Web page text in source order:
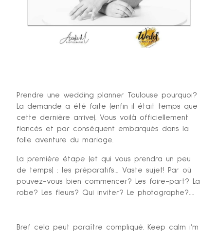
Prendre une wedding planner Toulouse pourquoi?
La demande a été faite (enfin il était temps que
cette dernière arrive). Vous voilà officiellement
fiancés et par conséquent embarqués dans la
folle aventure du mariage.
La première étape (et qui vous prendra un peu
de temps) : les préparatifs… Vaste sujet! Par où
pouvez-vous bien commencer? Les faire-part? La
robe? Les fleurs? Qui inviter? Le photographe?….
Bref cela peut paraître compliqué. Keep calm i’m